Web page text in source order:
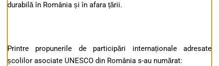
durabilă în România și în afara țării.
Printre propunerile de participări internaționale adresate
școlilor asociate UNESCO din România s-au numărat: